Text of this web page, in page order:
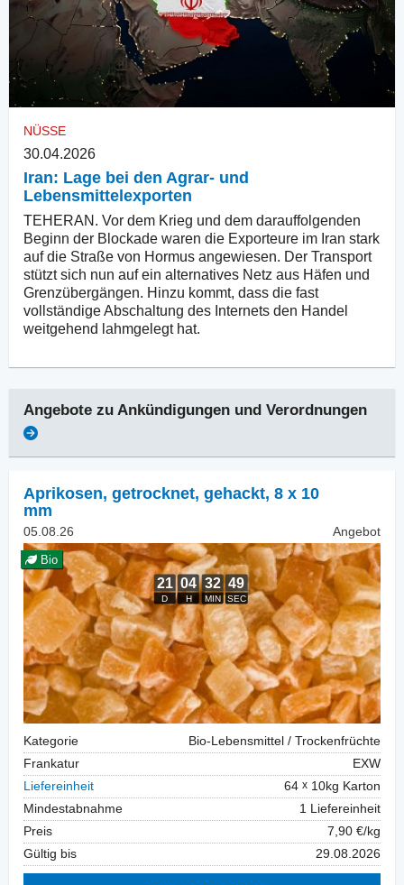
NÜSSE
30.04.2026
Iran: Lage bei den Agrar- und
Lebensmittelexporten
TEHERAN. Vor dem Krieg und dem darauffolgenden
Beginn der Blockade waren die Exporteure im Iran stark
auf die Straße von Hormus angewiesen. Der Transport
stützt sich nun auf ein alternatives Netz aus Häfen und
Grenzübergängen. Hinzu kommt, dass die fast
vollständige Abschaltung des Internets den Handel
weitgehend lahmgelegt hat.
Angebote zu Ankündigungen und Verordnungen
Aprikosen, getrocknet, gehackt, 8 x 10
mm
05.08.26 Angebot
Bio
Kategorie
Bio-Lebensmittel / Trockenfrüchte
Frankatur
EXW
Liefereinheit
64
10kg Karton
Mindestabnahme
1 Liefereinheit
Preis
7,90 €/kg
Gültig bis
29.08.2026